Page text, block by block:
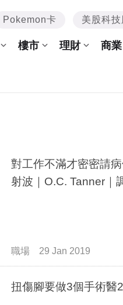
Pokemon卡 美股科技
樓市 理財 商業
對工作不滿才密密請
射波｜O.C. Tanner｜
職場 29 Jan 2019
扭傷腳要做3個手術醫